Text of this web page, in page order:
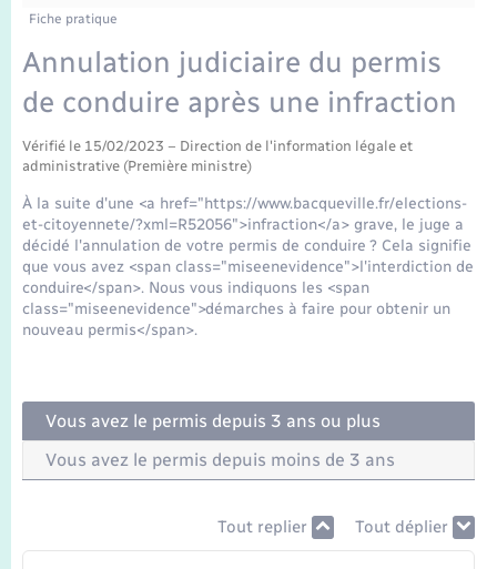
Etat-civil - Papiers - Citoyenneté
Mariage – PACS
Parrainage civil
Recensement
Loisirs
Nouvel habitant
Numérique
Sécurité - Prévention
Transports scolaires
Travaux - Autorisation d’occupation de l’espace
Compétences
Plan interactif
Présentation de la commune
Publications
La Communauté de communes
Fiche pratique
Annulation judiciaire du permis
de conduire après une infraction
Vérifié le 15/02/2023 – Direction de l'information légale et
administrative (Première ministre)
À la suite d'une <a href="https://www.bacqueville.fr/elections-
et-citoyennete/?xml=R52056">infraction</a> grave, le juge a
décidé l'annulation de votre permis de conduire ? Cela signifie
que vous avez <span class="miseenevidence">l'interdiction de
conduire</span>. Nous vous indiquons les <span
class="miseenevidence">démarches à faire pour obtenir un
nouveau permis</span>.
Vous avez le permis depuis 3 ans ou plus
Vous avez le permis depuis moins de 3 ans
Tout replier Tout déplier